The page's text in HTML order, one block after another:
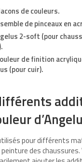
de couleurs.
de pinceaux en
2-soft (pour
de finition
(pour cuir).
pour différents
des chaussures.